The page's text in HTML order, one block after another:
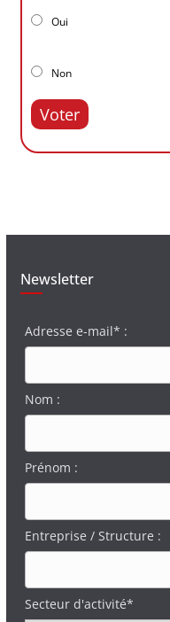
Oui
Non
Voter
Newsletter
Adresse e-mail* :
Nom :
Prénom :
Entreprise / Structure :
Secteur d'activité*